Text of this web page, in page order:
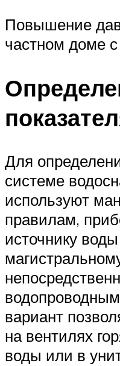
Повышение
частном доме
Для
системе
используют
правилам,
источнику
вариант
на вентилях
воды или в